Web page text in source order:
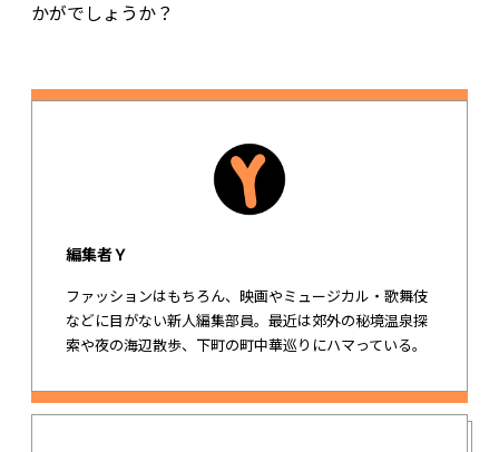
かがでしょうか？
編集者Ｙ
ファッションはもちろん、映画やミュージカル・歌舞伎
などに目がない新人編集部員。最近は郊外の秘境温泉探
索や夜の海辺散歩、下町の町中華巡りにハマっている。